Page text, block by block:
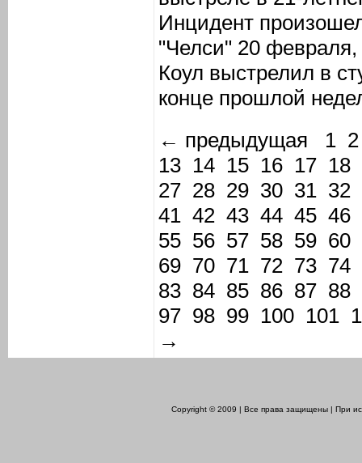
Инцидент
"Челси" 20
Коул выстрелил в
конце прошлой
← предыдущая
1 2
13 14 15 16 17 18
27 28 29 30 31 32
41 42 43 44 45 46
55 56 57 58 59 60
69 70 71 72 73 74
83 84 85 86 87 88
97 98 99 100 101
→
Copyright © 2009 | Все права защищены | При